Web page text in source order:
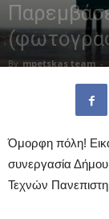
By mpetskas team -
Όμορφη πόλη!
συνεργασία
Τεχνών